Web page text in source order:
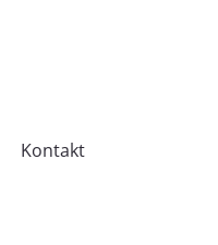
Kontakt